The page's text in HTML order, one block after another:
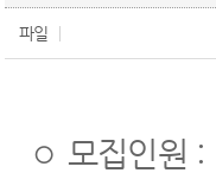
파일
◦ 모집인원